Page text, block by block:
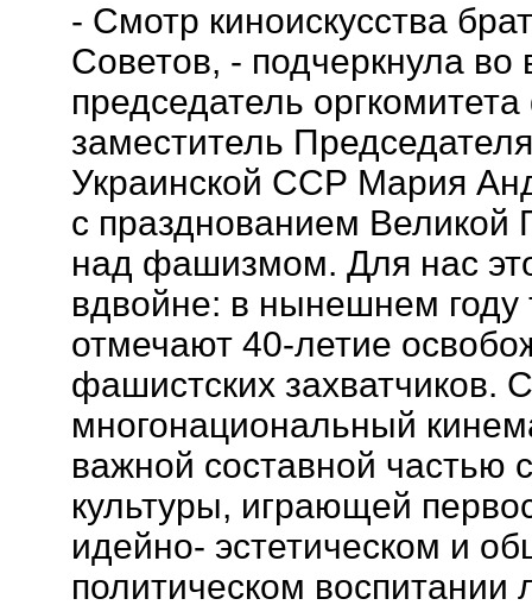
- Смотр киноискусства
Советов, - подчеркнула во
председатель
заместитель
Украинской ССР Мария
с празднованием
над фашизмом. Для нас
вдвойне: в нынешнем
отмечают 40-летие
фашистских захватчиков.
многонациональный
важной составной частью
культуры, играющей
идейно- эстетическом и
политическом воспитании